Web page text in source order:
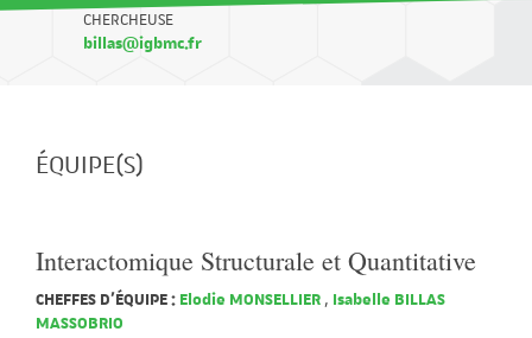
CHERCHEUSE
billas@igbmc.fr
ÉQUIPE(S)
Interactomique Structurale et Quantitative
CHEFFES D'ÉQUIPE : Elodie MONSELLIER , Isabelle BILLAS
MASSOBRIO